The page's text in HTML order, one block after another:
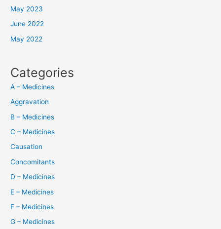
May 2023
June 2022
May 2022
Categories
A – Medicines
Aggravation
B – Medicines
C – Medicines
Causation
Concomitants
D – Medicines
E – Medicines
F – Medicines
G – Medicines